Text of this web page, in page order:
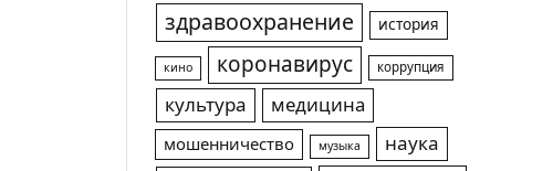
здравоохранение история
кино коронавирус коррупция
культура медицина
мошенничество музыка
наука